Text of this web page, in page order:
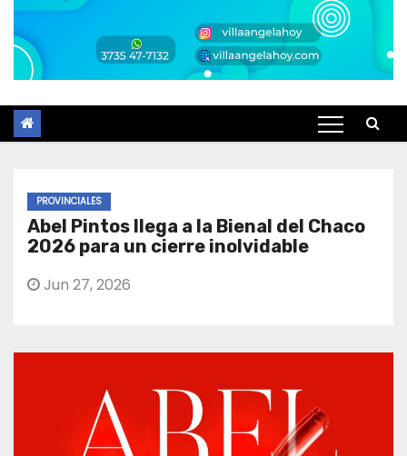
PROVINCIALES
Abel Pintos llega a la Bienal del Chaco
2026 para un cierre inolvidable
Jun 27, 2026